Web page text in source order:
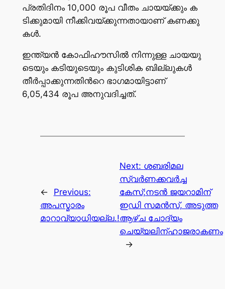
പ്ര​തി​ദി​നം 10,000 രൂ​പ വീ​തം ചാ​യ​യ്ക്കും ക​
ടി​ക്കു​മാ​യി നീ​ക്കി​വ​യ്ക്കു​ന്ന​താ​യാ​ണ് ക​ണ​ക്കു​
ക​ൾ.
ഇ​ന്ത്യ​ൻ കോ​ഫി​ഹൗ​സി​ൽ നി​ന്നു​ള്ള ചാ​യ​യു​
ടെ​യും ക​ടി​യു​ടെ​യും കു​ടി​ശി​ക ബി​ല്ലു​ക​ൾ
തീ​ർ​പ്പാ​ക്കു​ന്ന​തി​ന്‍റെ ഭാ​ഗ​മാ​യി​ട്ടാ​ണ്
6,05,434 രൂ​പ അ​നു​വ​ദി​ച്ച​ത്.
←
Previous:
അപസ്മാരം
മാറാവ്യാധിയല്ല.!
Next: ശബരിമല
സ്വർണക്കവർച്ച
കേസ്;നടൻ ജയറാമിന്
ഇഡി സമൻസ്, അടുത്ത
ആഴ്ച ചോദ്യം
ചെയ്യലിന്ഹാജരാകണം
→